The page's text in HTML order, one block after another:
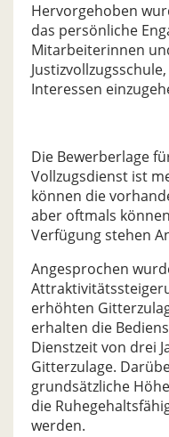
Hervorgehoben
das persönliche
Mitarbeiterinnen
Interessen
Die Bewerberlage
Vollzugsdienst ist
können die
aber oftmals
Verfügung stehen
Angesprochen
erhöhten
erhalten die
Dienstzeit von drei
Gitterzulage.
grundsätzliche
die
werden.